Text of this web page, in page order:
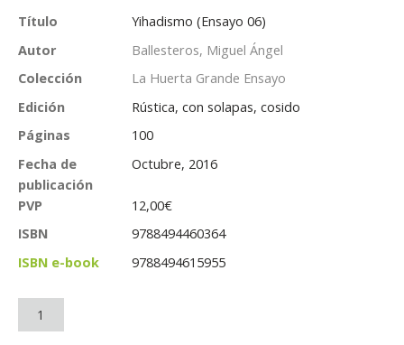
Título
Yihadismo (Ensayo 06)
Autor
Ballesteros, Miguel Ángel
Colección
La Huerta Grande Ensayo
Edición
Rústica, con solapas, cosido
Páginas
100
Fecha de
publicación
Octubre, 2016
PVP 12,00€
ISBN
9788494460364
ISBN e-book
9788494615955